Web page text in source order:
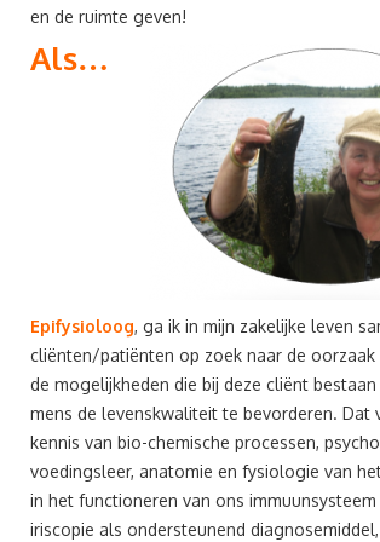
en de ruimte geven!
Als…
Epifysioloog, ga ik in mijn zakelijke leven
cliënten/patiënten op zoek naar de oorzaak
de mogelijkheden die bij deze cliënt
mens de levenskwaliteit te bevorderen. Dat
kennis van bio-chemische processen,
voedingsleer, anatomie en fysiologie van
in het functioneren van ons
iriscopie als ondersteunend